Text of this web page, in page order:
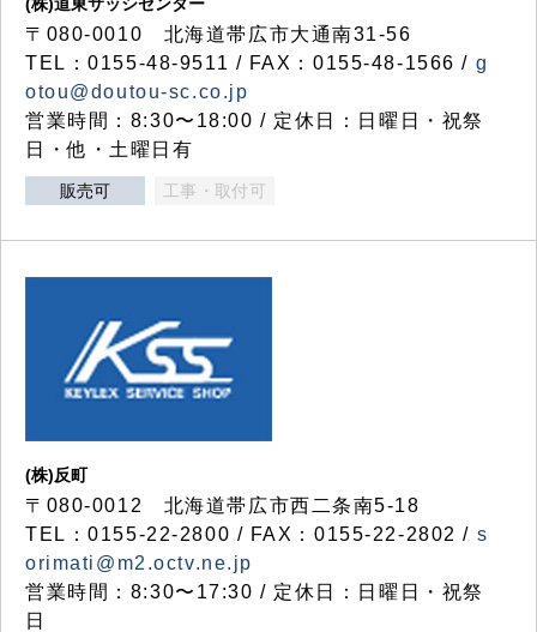
〒080-0010 北海道帯広市大通南31-56
TEL：0155-48-9511 / FAX：0155-48-1566 / g
otou@doutou-sc.co.jp
営業時間：8:30〜18:00 / 定休日：日曜日・祝祭
日・他・土曜日有
販売可 工事・取付可
(株)反町
〒080-0012 北海道帯広市西二条南5-18
TEL：0155-22-2800 / FAX：0155-22-2802 / s
orimati@m2.octv.ne.jp
営業時間：8:30〜17:30 / 定休日：日曜日・祝祭
日